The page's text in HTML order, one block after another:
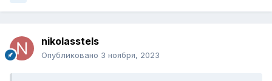
nikolasstels
Опубликовано 3 ноября, 2023